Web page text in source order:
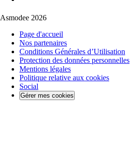
Asmodee 2026
Page d'accueil
Nos partenaires
Conditions Générales d’Utilisation
Protection des données personnelles
Mentions légales
Politique relative aux cookies
Social
Gérer mes cookies